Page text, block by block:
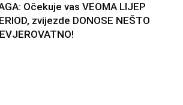
Očekuje vas VEOMA LIJEP
zvijezde DONOSE NEŠTO